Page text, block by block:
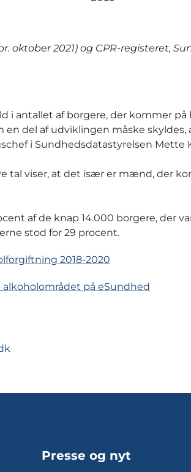
oktober 2021) og CPR-registeret,
i antallet af borgere, der kommer på
en del af udviklingen måske
i Sundhedsdatastyrelsen Mette
tal viser, at det især er mænd, der
af de knap 14.000 borgere, der
stod for 29 procent.
2018-2020
på eSundhed
Presse og nyt